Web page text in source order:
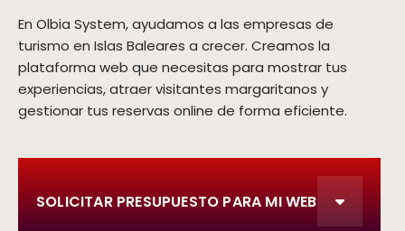
En Olbia System, ayudamos a las empresas de
turismo en Islas Baleares a crecer. Creamos la
plataforma web que necesitas para mostrar tus
experiencias, atraer visitantes margaritanos y
gestionar tus reservas online de forma eficiente.
SOLICITAR PRESUPUESTO PARA MI WEB